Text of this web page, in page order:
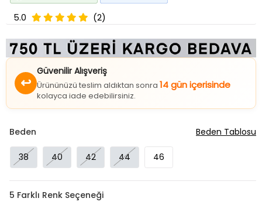
5.0 (2)
↩
Güvenilir Alışveriş
Ürününüzü teslim aldıktan sonra 14 gün içerisinde
kolayca iade edebilirsiniz.
Beden
38 40 42 44 46
Beden Tablosu
5 Farklı Renk Seçeneği